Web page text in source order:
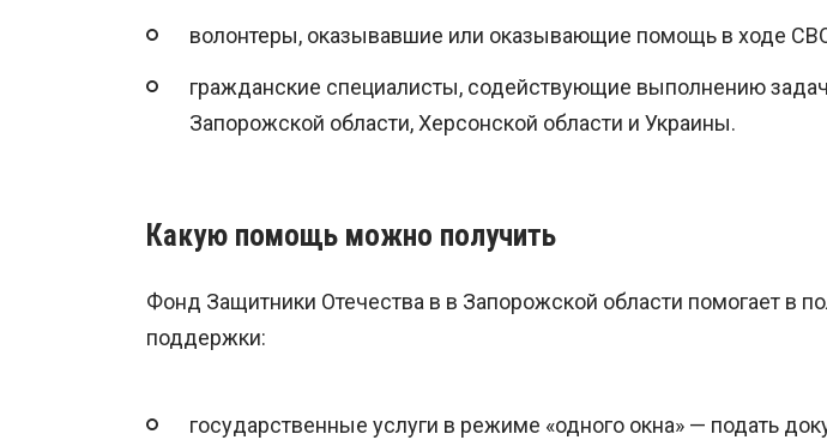
волонтеры, оказывавшие или оказывающие помощь в ходе
гражданские специалисты, содействующие выполнению
Запорожской области, Херсонской области и Украины.
Какую помощь можно получить
Фонд Защитники Отечества в в Запорожской области помогает в
поддержки:
государственные услуги в режиме «одного окна» — подать